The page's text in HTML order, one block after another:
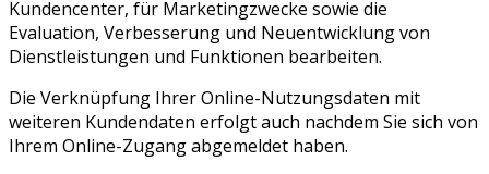
Kundencenter, für Marketingzwecke sowie die
Evaluation, Verbesserung und Neuentwicklung von
Dienstleistungen und Funktionen bearbeiten.
Die Verknüpfung Ihrer Online-Nutzungsdaten mit
weiteren Kundendaten erfolgt auch nachdem Sie sich von
Ihrem Online-Zugang abgemeldet haben.